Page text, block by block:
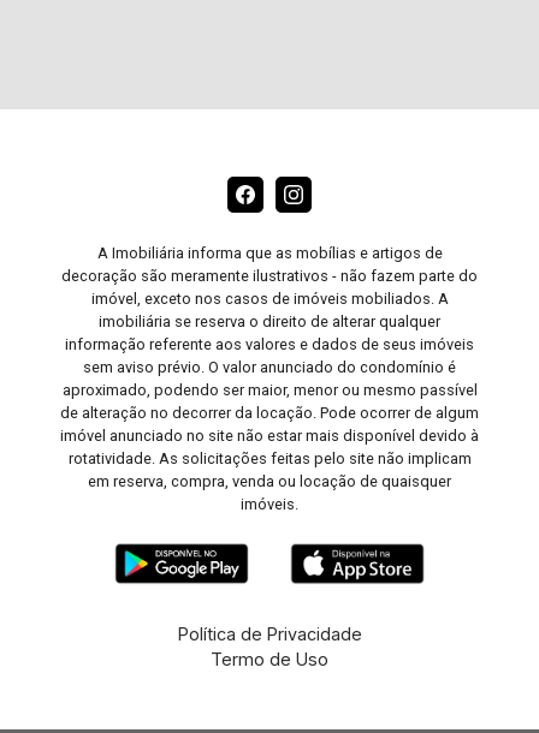
A Imobiliária informa que as mobílias e artigos de
decoração são meramente ilustrativos - não fazem parte do
imóvel, exceto nos casos de imóveis mobiliados. A
imobiliária se reserva o direito de alterar qualquer
informação referente aos valores e dados de seus imóveis
sem aviso prévio. O valor anunciado do condomínio é
aproximado, podendo ser maior, menor ou mesmo passível
de alteração no decorrer da locação. Pode ocorrer de algum
imóvel anunciado no site não estar mais disponível devido à
rotatividade. As solicitações feitas pelo site não implicam
em reserva, compra, venda ou locação de quaisquer
imóveis.
Política de Privacidade
Termo de Uso